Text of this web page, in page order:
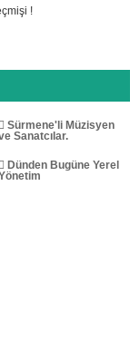
!
Sürmene'li Müzisyen
Sanatcılar.
Dünden Bugüne Yerel